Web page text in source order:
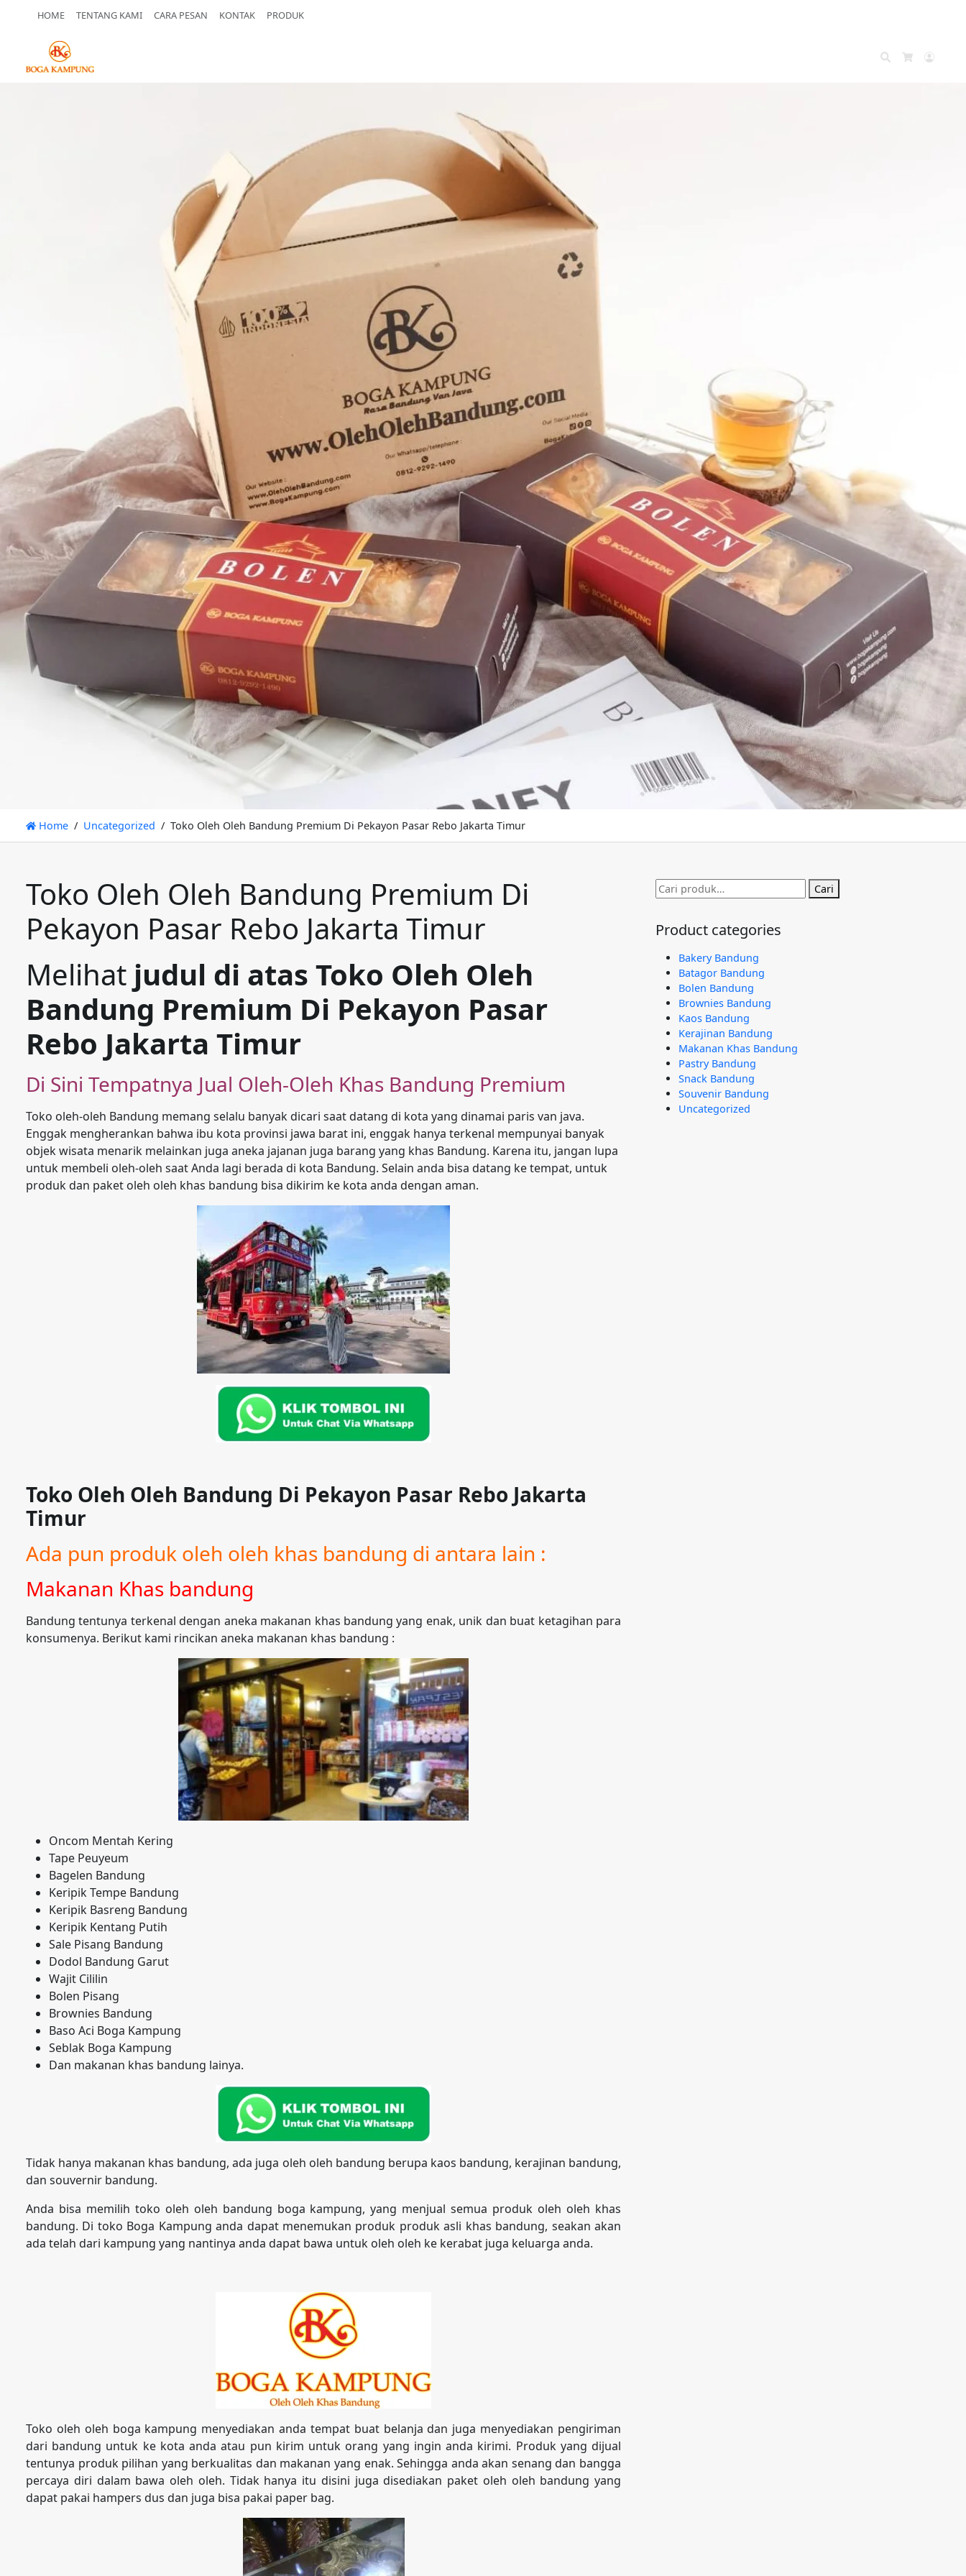
HOME TENTANG KAMI CARA PESAN KONTAK PRODUK
Search
Home Uncategorized Toko Oleh Oleh Bandung Premium Di Pekayon Pasar Rebo Jakarta Timur
Toko Oleh Oleh Bandung Premium Di
Pekayon Pasar Rebo Jakarta Timur
Melihat judul di atas Toko Oleh Oleh
Bandung Premium Di Pekayon Pasar
Rebo Jakarta Timur
Di Sini Tempatnya Jual Oleh-Oleh Khas Bandung Premium
Toko oleh-oleh Bandung memang selalu banyak dicari saat datang di kota yang dinamai paris van java.
Enggak mengherankan bahwa ibu kota provinsi jawa barat ini, enggak hanya terkenal mempunyai banyak
objek wisata menarik melainkan juga aneka jajanan juga barang yang khas Bandung. Karena itu, jangan lupa
untuk membeli oleh-oleh saat Anda lagi berada di kota Bandung. Selain anda bisa datang ke tempat, untuk
produk dan paket oleh oleh khas bandung bisa dikirim ke kota anda dengan aman.
Toko Oleh Oleh Bandung Di Pekayon Pasar Rebo Jakarta
Timur
Ada pun produk oleh oleh khas bandung di antara lain :
Makanan Khas bandung
Bandung tentunya terkenal dengan aneka makanan khas bandung yang enak, unik dan buat ketagihan para
konsumenya. Berikut kami rincikan aneka makanan khas bandung :
Oncom Mentah Kering
Tape Peuyeum
Bagelen Bandung
Keripik Tempe Bandung
Keripik Basreng Bandung
Keripik Kentang Putih
Sale Pisang Bandung
Dodol Bandung Garut
Wajit Cililin
Bolen Pisang
Brownies Bandung
Baso Aci Boga Kampung
Seblak Boga Kampung
Dan makanan khas bandung lainya.
Tidak hanya makanan khas bandung, ada juga oleh oleh bandung berupa kaos bandung, kerajinan bandung,
dan souvernir bandung.
Anda bisa memilih toko oleh oleh bandung boga kampung, yang menjual semua produk oleh oleh khas
bandung. Di toko Boga Kampung anda dapat menemukan produk produk asli khas bandung, seakan akan
ada telah dari kampung yang nantinya anda dapat bawa untuk oleh oleh ke kerabat juga keluarga anda.
Toko oleh oleh boga kampung menyediakan anda tempat buat belanja dan juga menyediakan pengiriman
dari bandung untuk ke kota anda atau pun kirim untuk orang yang ingin anda kirimi. Produk yang dijual
tentunya produk pilihan yang berkualitas dan makanan yang enak. Sehingga anda akan senang dan bangga
percaya diri dalam bawa oleh oleh. Tidak hanya itu disini juga disediakan paket oleh oleh bandung yang
dapat pakai hampers dus dan juga bisa pakai paper bag.
Pencarian
untuk:
Cari
Product categories
Bakery Bandung
Batagor Bandung
Bolen Bandung
Brownies Bandung
Kaos Bandung
Kerajinan Bandung
Makanan Khas Bandung
Pastry Bandung
Snack Bandung
Souvenir Bandung
Uncategorized